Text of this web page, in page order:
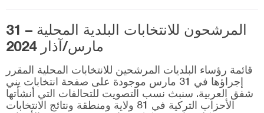
موتكي
اوفاكيشلا
طاطفان
يولالان
بولو
المرشحون للانتخابات البلدية المحلية – 31
مارس/آذار 2024
قائمة رؤساء البلديات المرشحين للانتخابات المحلية المقرر
إجراؤها في 31 مارس موجودة على صفحة انتخابات يني
شفق العربية. سنبث نسب التصويت للتحالفات التي أنشأتها
الأحزاب التركية في 81 ولاية ومنطقة ونتائج الانتخابات